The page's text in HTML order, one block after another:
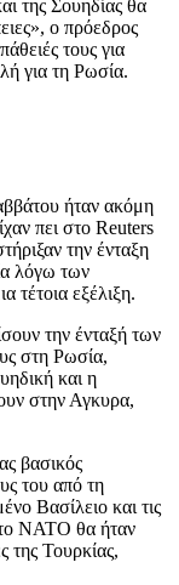
της Σουηδίας θα
ο πρόεδρος
τους για
για τη Ρωσία.
ήταν ακόμη
πει στο Reuters
την ένταξη
λόγω των
τέτοια εξέλιξη.
την ένταξή των
στη Ρωσία,
και η
στην Αγκυρα,
βασικός
του από τη
Βασίλειο και τις
ΝΑΤΟ θα ήταν
της Τουρκίας,